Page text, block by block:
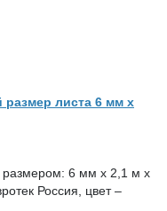
листа 6 мм x
размером: 6 мм х 2,1 м х
Россия, цвет –